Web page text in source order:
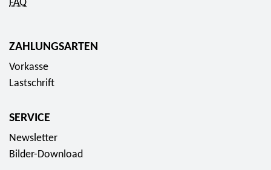
FAQ
ZAHLUNGSARTEN
Vorkasse
Lastschrift
SERVICE
Newsletter
Bilder-Download